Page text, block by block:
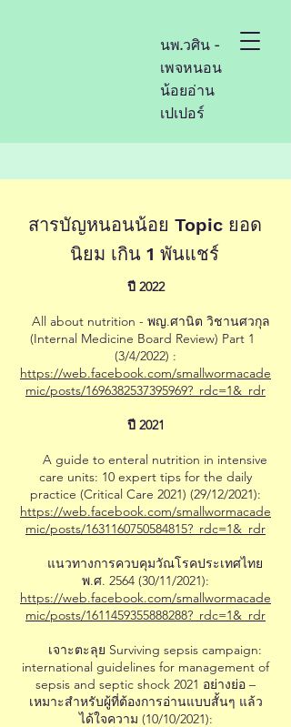
นพ.วศิน -
เพจหนอน
น้อยอ่าน
เปเปอร์
สารบัญหนอนน้อย Topic ยอด
นิยม เกิน 1 พันแชร์
ปี 2022
All about nutrition - พญ.ศานิต วิชานศวกุล
(Internal Medicine Board Review) Part 1 ​
(3/4/2022) :
https://web.facebook.com/smallwormacade
mic/posts/1696382537395969?_rdc=1&_rdr
ปี 2021
A guide to enteral nutrition in intensive
care units: 10 expert tips for the daily
practice (Critical Care 2021) (29/12/2021):
https://web.facebook.com/smallwormacade
mic/posts/1631160750584815?_rdc=1&_rdr
แนวทางการควบคุมวัณโรคประเทศไทย
พ.ศ. 2564 (30/11/2021):
https://web.facebook.com/smallwormacade
mic/posts/1611459355888288?_rdc=1&_rdr
เจาะตะลุย Surviving sepsis campaign:
international guidelines for management of
sepsis and septic shock 2021 อย่างย่อ –
เหมาะสำหรับผู้ที่ต้องการอ่านแบบสั้นๆ แล้ว
ได้ใจความ (10/10/2021):